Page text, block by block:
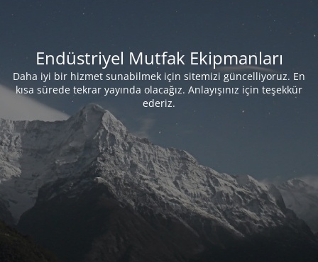
Endüstriyel Mutfak Ekipmanları
Daha iyi bir hizmet sunabilmek için sitemizi güncelliyoruz. En
kısa sürede tekrar yayında olacağız. Anlayışınız için teşekkür
ederiz.